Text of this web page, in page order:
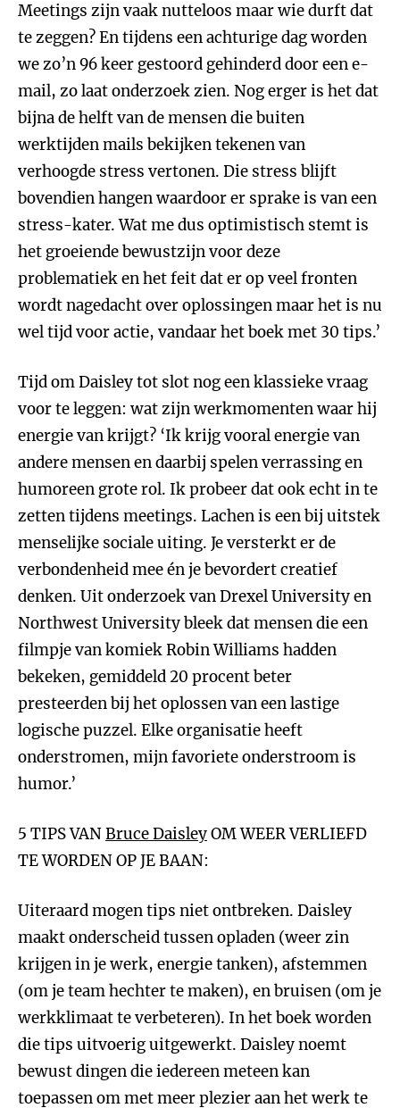
Meetings zijn vaak nutteloos maar wie durft dat
te zeggen? En tijdens een achturige dag worden
we zo’n 96 keer gestoord gehinderd door een e-
mail, zo laat onderzoek zien. Nog erger is het dat
bijna de helft van de mensen die buiten
werktijden mails bekijken tekenen van
verhoogde stress vertonen. Die stress blijft
bovendien hangen waardoor er sprake is van een
stress-kater. Wat me dus optimistisch stemt is
het groeiende bewustzijn voor deze
problematiek en het feit dat er op veel fronten
wordt nagedacht over oplossingen maar het is nu
wel tijd voor actie, vandaar het boek met 30 tips.’
Tijd om Daisley tot slot nog een klassieke vraag
voor te leggen: wat zijn werkmomenten waar hij
energie van krijgt? ‘Ik krijg vooral energie van
andere mensen en daarbij spelen verrassing en
humoreen grote rol. Ik probeer dat ook echt in te
zetten tijdens meetings. Lachen is een bij uitstek
menselijke sociale uiting. Je versterkt er de
verbondenheid mee én je bevordert creatief
denken. Uit onderzoek van Drexel University en
Northwest University bleek dat mensen die een
filmpje van komiek Robin Williams hadden
bekeken, gemiddeld 20 procent beter
presteerden bij het oplossen van een lastige
logische puzzel. Elke organisatie heeft
onderstromen, mijn favoriete onderstroom is
humor.’
5 TIPS VANBruce DaisleyOM WEER VERLIEFD
TE WORDEN OP JE BAAN:
Uiteraard mogen tips niet ontbreken. Daisley
maakt onderscheid tussen opladen (weer zin
krijgen in je werk, energie tanken), afstemmen
(om je team hechter te maken), en bruisen (om je
werkklimaat te verbeteren). In het boek worden
die tips uitvoerig uitgewerkt. Daisley noemt
bewust dingen die iedereen meteen kan
toepassen om met meer plezier aan het werk te